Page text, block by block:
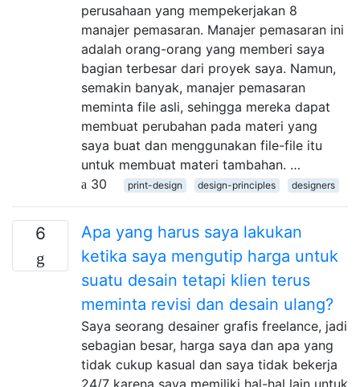
perusahaan yang mempekerjakan 8
manajer pemasaran. Manajer pemasaran ini
adalah orang-orang yang memberi saya
bagian terbesar dari proyek saya. Namun,
semakin banyak, manajer pemasaran
meminta file asli, sehingga mereka dapat
membuat perubahan pada materi yang
saya buat dan menggunakan file-file itu
untuk membuat materi tambahan. …
30
print-design design-principles designers
6
Apa yang harus saya lakukan
ketika saya mengutip harga untuk
suatu desain tetapi klien terus
meminta revisi dan desain ulang?
Saya seorang desainer grafis freelance, jadi
sebagian besar, harga saya dan apa yang
tidak cukup kasual dan saya tidak bekerja
24/7 karena saya memiliki hal-hal lain untuk